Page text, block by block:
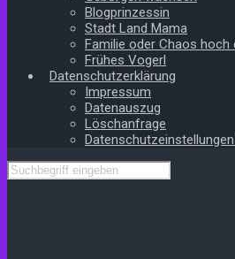
Blogprinzessin
Stadt Land Mama
Familie oder Chaos hoch
Frühes Vogerl
Datenschutzerklärung
Impressum
Datenauszug
Löschanfrage